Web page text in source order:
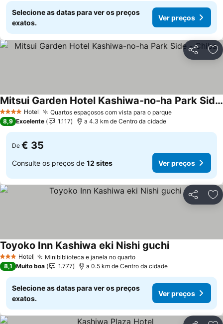
Selecione as datas para ver os preços
exatos.
Ver preços
Partilhar
4 EstrelasHotel Quartos espaçosos com vista para o parqueVer preços
Mitsui Garden Hotel Kashiwa-no-ha Park Side - Chiba
Ver preços
8,9 Excelente 1.117 a 4.3 km de Centro da cidade
De € 35
Consulte os preços de 12 sites Ver preços
Partilhar
3 EstrelasHotel Minibiblioteca e janela no quartoVer preços
Toyoko Inn Kashiwa eki Nishi guchiVer preços
8,1 Muito boa 1.777 a 0.5 km de Centro da cidade
Selecione as datas para ver os preços
exatos.
Ver preços